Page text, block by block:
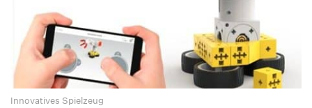
Innovatives Spielzeug